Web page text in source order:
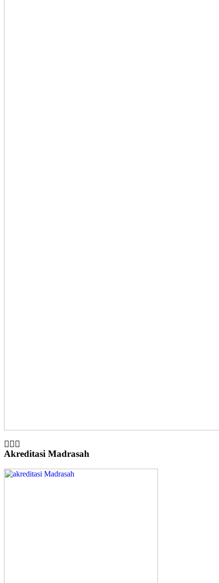
Akreditasi Madrasah